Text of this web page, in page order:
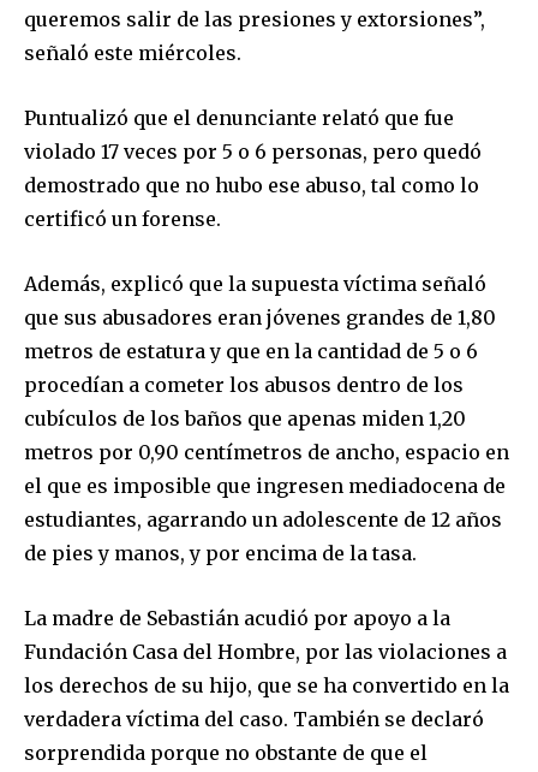
Join our community of
SUBSCRIBERS and be part of the
To subscribe, simply enter your email address on our website
or click the subscribe button below. Don't worry, we respect
your privacy and won't spam your inbox. Your information is
safe with us.
SUBSCRIBE
queremos salir de las presiones y extorsiones”,
señaló este miércoles.
Puntualizó que el denunciante relató que fue
violado 17 veces por 5 o 6 personas, pero quedó
demostrado que no hubo ese abuso, tal como lo
certificó un forense.
Además, explicó que la supuesta víctima señaló
que sus abusadores eran jóvenes grandes de 1,80
metros de estatura y que en la cantidad de 5 o 6
procedían a cometer los abusos dentro de los
cubículos de los baños que apenas miden 1,20
metros por 0,90 centímetros de ancho, espacio en
el que es imposible que ingresen mediadocena de
estudiantes, agarrando un adolescente de 12 años
de pies y manos, y por encima de la tasa.
La madre de Sebastián acudió por apoyo a la
Fundación Casa del Hombre, por las violaciones a
los derechos de su hijo, que se ha convertido en la
verdadera víctima del caso. También se declaró
sorprendida porque no obstante de que el